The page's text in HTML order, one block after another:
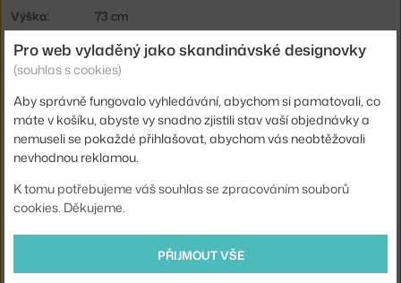
Výška:
73 cm
Délka:
75 cm
Šířka:
75 cm
Barva:
černá
bukové dřevo, laminát
Podnož:
dřevo
Tvar stolu:
čtverec
Deska stolu:
laminát / linoleum
HAY-AE847-A321-AR41
Pro web vyladěný jako skandinávské designovky
(souhlas s cookies)
Aby správně fungovalo vyhledávání, abychom si pamatovali, co
máte v košíku, abyste vy snadno zjistili stav vaší objednávky a
nemuseli se pokaždé přihlašovat, abychom vás neobtěžovali
nevhodnou reklamou.
K tomu potřebujeme váš souhlas se zpracováním souborů
cookies. Děkujeme.
PŘIJMOUT VŠE